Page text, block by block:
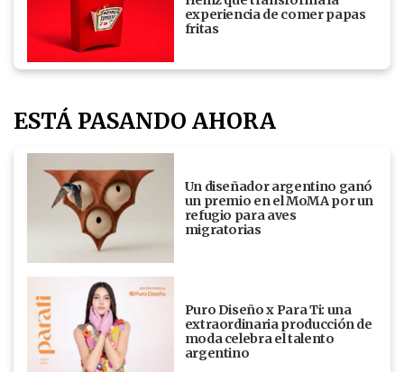
experiencia de comer papas
fritas
ESTÁ PASANDO AHORA
Un diseñador argentino ganó
un premio en el MoMA por un
refugio para aves
migratorias
Puro Diseño x Para Ti: una
extraordinaria producción de
moda celebra el talento
argentino